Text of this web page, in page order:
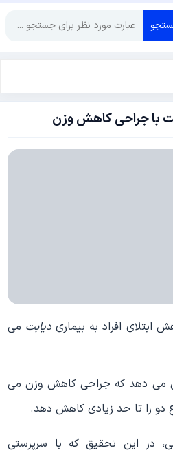
با جراحی کاهش وزن
ابتلای افراد به بیماری دیابت می
می دهد که جراحی کاهش وزن می
دو را تا حد زیادی کاهش دهد.
در این تحقیق که با سرپرستی